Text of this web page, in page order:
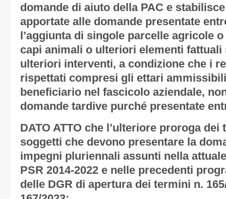
domande di aiuto della PAC e
apportate alle domande presentate
l’aggiunta di singole parcelle agricole
capi animali o ulteriori elementi
ulteriori interventi, a condizione che i
rispettati compresi gli ettari
beneficiario nel fascicolo aziendale,
domande tardive purché presentate
DATO ATTO che l’ulteriore proroga
soggetti che devono presentare la
impegni pluriennali assunti nella
PSR 2014-2022 e nelle precedenti
delle DGR di apertura dei termini n.